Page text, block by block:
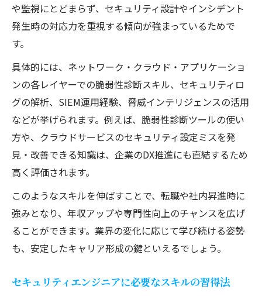
や監視にとどまらず、セキュリティ設計やインシデント
発生時の対応力を重視する傾向が強まっているためで
す。
具体的には、ネットワーク・クラウド・アプリケーショ
ンの各レイヤーでの脆弱性診断スキル、セキュリティロ
グの解析、SIEM運用経験、脅威インテリジェンスの活用
などが挙げられます。例えば、脆弱性診断ツールの使い
方や、クラウドサービスのセキュリティ設定ミスを発
見・改善できる知識は、企業のDX推進にも直結するため
高く評価されます。
このようなスキルを伸ばすことで、転職や社内昇進時に
強みとなり、年収アップや専門性向上のチャンスを広げ
ることができます。業界の変化に応じて学び続ける姿勢
も、安定したキャリア形成の鍵といえるでしょう。
セキュリティエンジニアに必要なスキルの習得法